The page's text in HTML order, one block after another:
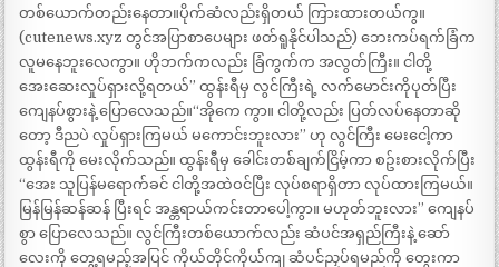
တစ်ယောက်တည်းနေတာ။ပိုက်ဆံလည်းရှိတယ် ကြားထားတယ်ကွ။
(cutenews.xyz တွင်အပြာစာပေများ ဖတ်ရူနိုင်ပါသည်) ဘေးကပ်ရက်ခြံက
လူမနေဘူးလေကွာ။ ဟိုဘက်ကလည်း ခြံကွက်က အလွတ်ကြီး။ ငါတို့
အေးဆေးလှုပ်ရှားလို့ရတယ်” ထွန်းရီမှ လွင်ကြီးရဲ့ လက်မောင်းကိုပုတ်ပြီး
ကျေနပ်စွားနဲ့ ပြောလေသည်။“အိုကေ ကွာ။ ငါတို့လည်း ပြတ်လပ်နေတာဆို
တော့ ဒီညပဲ လှုပ်ရှားကြမယ် မကောင်းဘူးလား” ဟု လွင်ကြီး မေးငေါ့ကာ
ထွန်းရီကို မေးလိုက်သည်။ ထွန်းရီမှ ခေါင်းတစ်ချက်ငြိမ့်ကာ စဥ်းစားလိုက်ပြီး
“အေး သူပြန်မရောက်ခင် ငါတို့အထဲဝင်ပြီး လုပ်စရာရှိတာ လုပ်ထားကြမယ်။
မြန်မြန်ဆန်ဆန် ပြီးရင် အန္တရာယ်ကင်းတာပေါ့ကွာ။ မဟုတ်ဘူးလား” ကျေနပ်
စွာ ပြောလေသည်။ လွင်ကြီးတစ်ယောက်လည်း ဆံပင်အရှည်ကြီးနဲ့ ဆော်
လေးကို တွေ့ရမည့်အပြင် ကိုယ်တိုင်ကိုယ်ကျ ဆံပင်ညှပ်ရမည်ကို တွေးကာ